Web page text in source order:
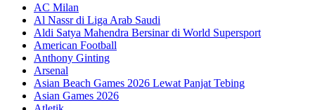
AC Milan
Al Nassr di Liga Arab Saudi
Aldi Satya Mahendra Bersinar di World Supersport
American Football
Anthony Ginting
Arsenal
Asian Beach Games 2026 Lewat Panjat Tebing
Asian Games 2026